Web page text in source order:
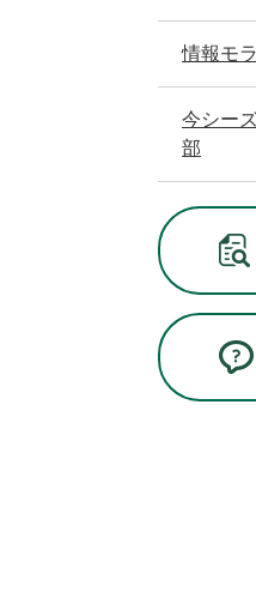
情報モ
今シー
部